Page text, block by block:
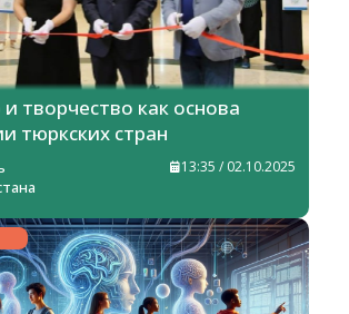
и творчество как основа
тюркских стран
13:35 / 02.10.2025